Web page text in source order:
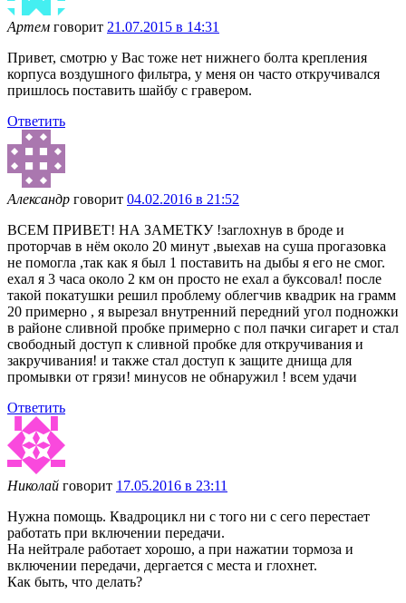
Артем говорит 21.07.2015 в 14:31
Привет, смотрю у Вас тоже нет нижнего болта крепления
корпуса воздушного фильтра, у меня он часто откручивался
пришлось поставить шайбу с гравером.
Ответить
Александр говорит 04.02.2016 в 21:52
ВСЕМ ПРИВЕТ! НА ЗАМЕТКУ !заглохнув в броде и
проторчав в нём около 20 минут ,выехав на суша прогазовка
не помогла ,так как я был 1 поставить на дыбы я его не смог.
ехал я 3 часа около 2 км он просто не ехал а буксовал! после
такой покатушки решил проблему облегчив квадрик на грамм
20 примерно , я вырезал внутренний передний угол подножки
в районе сливной пробке примерно с пол пачки сигарет и стал
свободный доступ к сливной пробке для откручивания и
закручивания! и также стал доступ к защите днища для
промывки от грязи! минусов не обнаружил ! всем удачи
Ответить
Николай говорит 17.05.2016 в 23:11
Нужна помощь. Квадроцикл ни с того ни с сего перестает
работать при включении передачи.
На нейтрале работает хорошо, а при нажатии тормоза и
включении передачи, дергается с места и глохнет.
Как быть, что делать?